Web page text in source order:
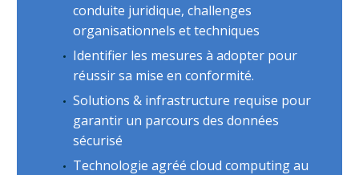
conduite juridique, challenges
organisationnels et techniques
Identifier les mesures à adopter pour
réussir sa mise en conformité.
Solutions & infrastructure requise pour
garantir un parcours des données
sécurisé
Technologie agréé cloud computing au